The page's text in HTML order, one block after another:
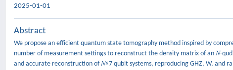
2025-01-01
Abstract
We propose an efficient quantum state tomography method inspired by
number of measurement settings to reconstruct the density matrix of an 𝑁-
and accurate reconstruction of 𝑁≤7 qubit systems, reproducing GHZ, W, and